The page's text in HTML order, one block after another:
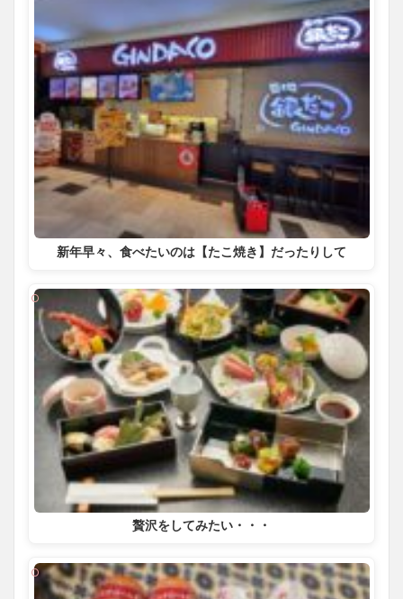
新年早々、食べたいのは【たこ焼き】だったりして
贅沢をしてみたい・・・